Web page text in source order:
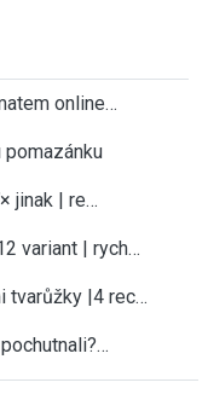
online…
jinak | re…
variant | rych…
tvarůžky |4 rec…